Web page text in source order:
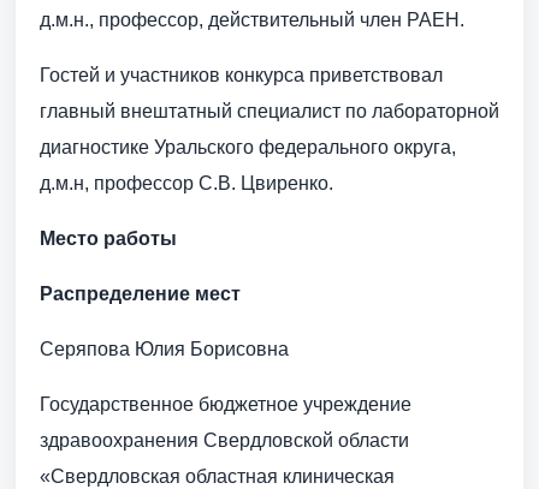
д.м.н., профессор, действительный член РАЕН.
Гостей и участников конкурса приветствовал
главный внештатный специалист по лабораторной
диагностике Уральского федерального округа,
д.м.н, профессор С.В. Цвиренко.
Место работы
Распределение мест
Серяпова Юлия Борисовна
Государственное бюджетное учреждение
здравоохранения Свердловской области
«Свердловская областная клиническая